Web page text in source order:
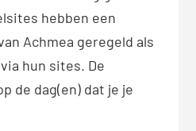
hebben een
Achmea geregeld als
hun sites. De
de dag(en) dat je je